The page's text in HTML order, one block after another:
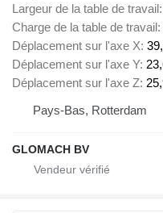
Largeur de la table de travail
Charge de la table de travail
Déplacement sur l'axe X
Déplacement sur l'axe Y
Déplacement sur l'axe Z
Pays-Bas, Rotterdam
GLOMACH BV